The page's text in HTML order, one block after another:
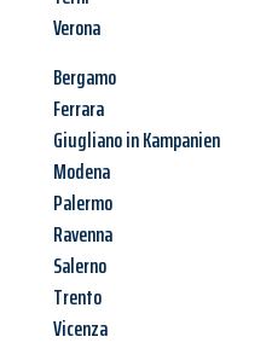
Verona
Bergamo
Ferrara
Giugliano in Kampanien
Modena
Palermo
Ravenna
Salerno
Trento
Vicenza